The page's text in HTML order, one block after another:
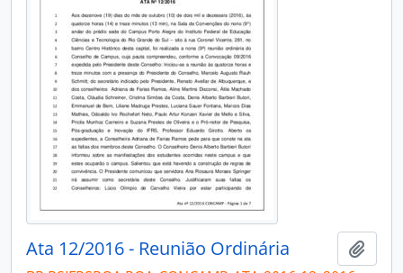
Ata 12/2016 - Reunião Ordinária